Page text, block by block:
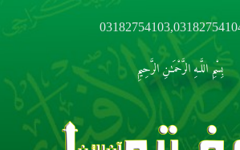
بِسْمِ اللَّـهِ الرَّحْمَـٰنِ الرَّحِيمِ